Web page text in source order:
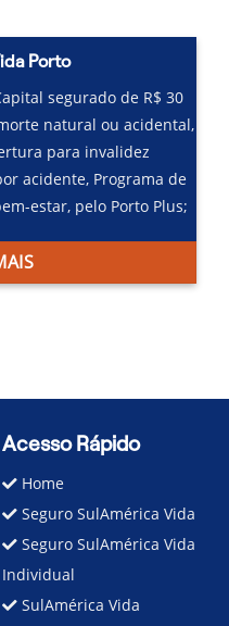
Porto
segurado de R$ 30
natural ou acidental,
para invalidez
acidente, Programa de
estar, pelo Porto Plus;
Acesso Rápido
Home
Seguro SulAmérica Vida
Seguro SulAmérica Vida
Individual
SulAmérica Vida